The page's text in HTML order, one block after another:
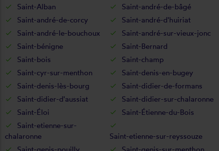
Saint-Alban
Saint-andré-de-bâgé
Saint-andré-de-corcy
Saint-andré-d'huiriat
Saint-andré-le-bouchoux
Saint-andré-sur-vieux-jonc
Saint-bénigne
Saint-Bernard
Saint-bois
Saint-champ
Saint-cyr-sur-menthon
Saint-denis-en-bugey
Saint-denis-lès-bourg
Saint-didier-de-formans
Saint-didier-d'aussiat
Saint-didier-sur-chalaronne
Saint-Éloi
Saint-Étienne-du-Bois
Saint-etienne-sur-
chalaronne
Saint-etienne-sur-reyssouze